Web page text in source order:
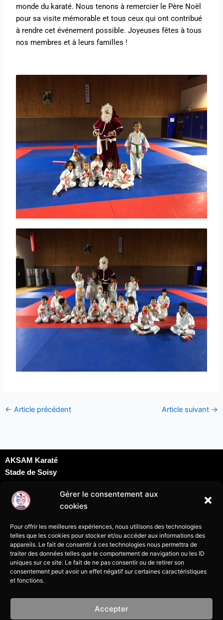
Gérer le consentement aux
cookies
Pour offrir les meilleures expériences, nous utilisons des technologies
telles que les cookies pour stocker et/ou accéder aux informations des
appareils. Le fait de consentir à ces technologies nous permettra de
traiter des données telles que le comportement de navigation ou les ID
uniques sur ce site. Le fait de ne pas consentir ou de retirer son
consentement peut avoir un effet négatif sur certaines caractéristiques
et fonctions.
Accepter
monde du karaté. Nous tenons à remercier le Père Noël
pour sa visite mémorable et tous ceux qui ont contribué
à rendre cet événement possible. Joyeuses fêtes à tous
nos membres et à leurs familles !
← Article précédent Article suivant →
AKSAM Karaté
Stade de Soisy
Rue du docteur Schweitzer
95230 Soisy sous Montmorency
07 69 24 09 69